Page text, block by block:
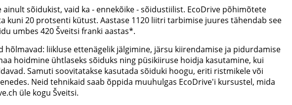
sõidukist, vaid ka - ennekõike - sõidustiilist. EcoDrive põhimõtete
kuni 20 protsenti kütust. Aastase 1120 liitri tarbimise juures tähendab see
umbes 420 Šveitsi franki aastas*.
hõlmavad: liikluse ettenägelik jälgimine, järsu kiirendamise ja pidurdamise
hoidmine ühtlaseks sõiduks ning püsikiiruse hoidja kasutamine, kui
Samuti soovitatakse kasutada sõiduki hoogu, eriti ristmikele või
Neid tehnikaid saab õppida muuhulgas EcoDrive'i kursustel, mida
üle kogu Šveitsi.